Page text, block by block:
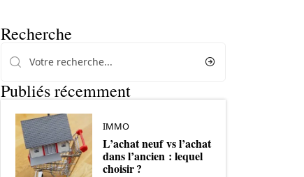
Recherche
Publiés récemment
IMMO
L’achat neuf vs l’achat
dans l’ancien : lequel
choisir ?